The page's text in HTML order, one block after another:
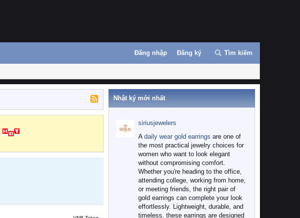
Đăng nhập Đăng ký Tìm kiếm
Nhật ký mới nhất
siriusjewelers
A daily wear gold earrings are one of
the most practical jewelry choices for
women who want to look elegant
without compromising comfort.
Whether you're heading to the office,
attending college, working from home,
or meeting friends, the right pair of
gold earrings can complete your look
effortlessly. Lightweight, durable, and
timeless, these earrings are designed